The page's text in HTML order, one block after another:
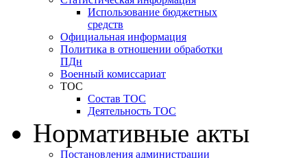
Использование бюджетных
средств
Официальная информация
Политика в отношении обработки
ПДн
Военный комиссариат
ТОС
Состав ТОС
Деятельность ТОС
Нормативные акты
Постановления администрации